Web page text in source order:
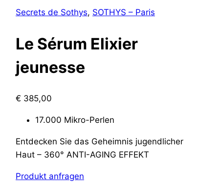
Secrets de Sothys, SOTHYS – Paris
Le Sérum Elixier
jeunesse
€ 385,00
17.000 Mikro-Perlen
Entdecken Sie das Geheimnis jugendlicher
Haut – 360° ANTI-AGING EFFEKT
Produkt anfragen